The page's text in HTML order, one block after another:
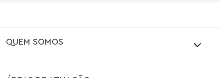
QUEM SOMOS